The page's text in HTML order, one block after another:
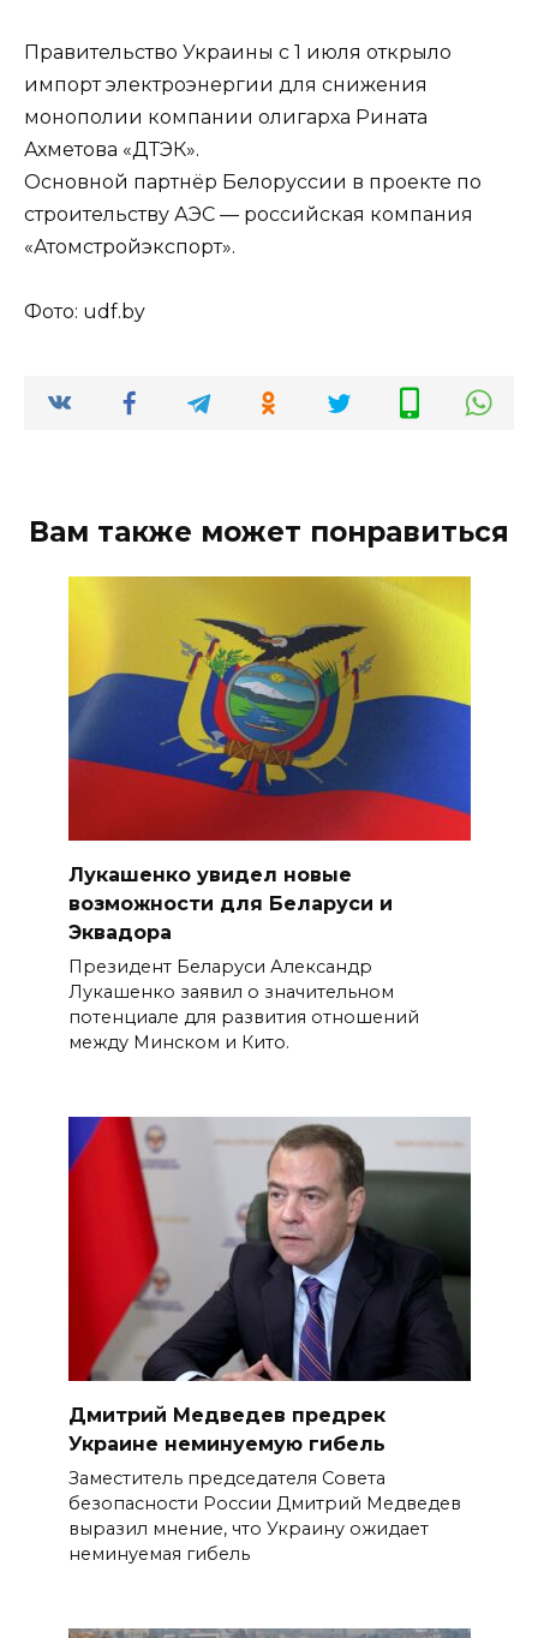
Правительство Украины с 1 июля открыло
импорт электроэнергии для снижения
монополии компании олигарха Рината
Ахметова «ДТЭК».
Основной партнёр Белоруссии в проекте по
строительству АЭС — российская компания
«Атомстройэкспорт».
Фото: udf.by
Вам также может понравиться
Лукашенко увидел новые
возможности для Беларуси и
Эквадора
Президент Беларуси Александр
Лукашенко заявил о значительном
потенциале для развития отношений
между Минском и Кито.
Дмитрий Медведев предрек
Украине неминуемую гибель
Заместитель председателя Совета
безопасности России Дмитрий Медведев
выразил мнение, что Украину ожидает
неминуемая гибель